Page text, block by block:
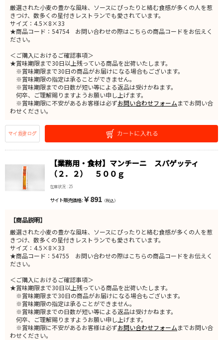
厳選された小麦の豊かな風味、ソースにぴったりと絡む食感が多くの人を惹
きつけ、数多くの星付きレストランでも愛されています。
サイズ：4.5×8×33
★商品コード：54754 お問い合わせの際はこちらの商品コードをお伝えく
ださい。
＜ご購入におけるご確認事項＞
★賞味期限まで30日以上残っている商品を出荷いたします。
※賞味期限まで30日の商品がお届けになる場合もございます。
※賞味期限の指定は承ることができません。
※賞味期限までの日数が短い等による返品は受けかねます。
何卒、ご理解賜りますようお願い申し上げます。
※賞味期限に不安があるお客様は必ずお問い合わせフォームまでお問い合
わせください。
【業務用・食材】マンチーニ スパゲッティ
（２．２） ５００ｇ
在庫状況 : 25
サイト販売価格 : ￥891 （税込）
【商品説明】
厳選された小麦の豊かな風味、ソースにぴったりと絡む食感が多くの人を惹
きつけ、数多くの星付きレストランでも愛されています。
サイズ：4.5×8×33
★商品コード：54755 お問い合わせの際はこちらの商品コードをお伝えく
ださい。
＜ご購入におけるご確認事項＞
★賞味期限まで30日以上残っている商品を出荷いたします。
※賞味期限まで30日の商品がお届けになる場合もございます。
※賞味期限の指定は承ることができません。
※賞味期限までの日数が短い等による返品は受けかねます。
何卒、ご理解賜りますようお願い申し上げます。
※賞味期限に不安があるお客様は必ずお問い合わせフォームまでお問い合
わせください。